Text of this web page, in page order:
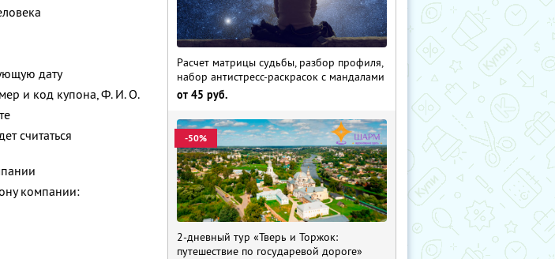
дату
и код купона,Ф. И. О.
считаться
компании:
Расчет матрицы судьбы, разбор профиля,
набор антистресс-раскрасок с мандалами
от 45 руб.
-50%
2-дневный тур «Тверь и Торжок:
путешествие по государевой дороге»